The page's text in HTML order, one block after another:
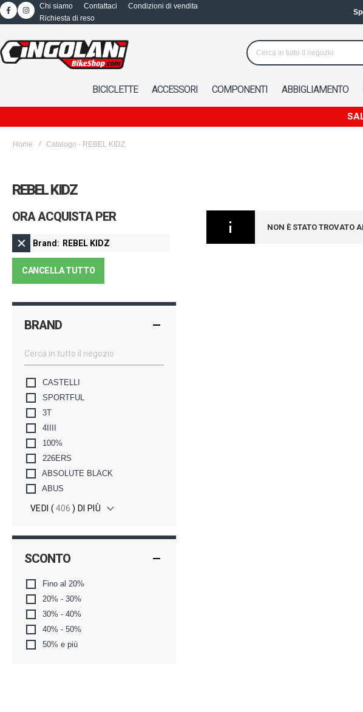
Chi siamo Contattaci
Condizioni di vendita
Richiesta di reso
BICICLETTE ACCESSORI COMPONENTI ABBIGLIAMENTO
Home Catalogo - REBEL KIDZ
REBEL KIDZ
NON È STATO TROVATO
ORA ACQUISTA PER
Brand REBEL KIDZ
CANCELLA TUTTO
BRAND
CASTELLI
SPORTFUL
3T
4IIII
100%
226ERS
ABSOLUTE BLACK
ABUS
VEDI ( 406 ) DI PIÙ
SCONTO
Fino al 20%
20% - 30%
30% - 40%
40% - 50%
50% e più